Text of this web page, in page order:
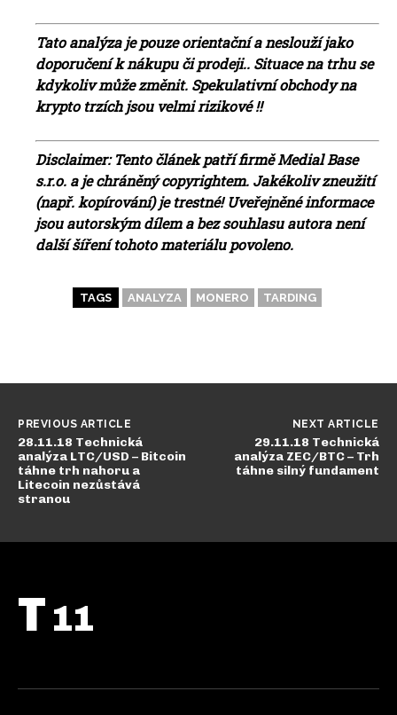
Tato analýza je pouze orientační a neslouží jako
doporučení k nákupu či prodeji.. Situace na trhu se
kdykoliv může změnit. Spekulativní obchody na
krypto trzích jsou velmi rizikové !!
Disclaimer: Tento článek patří firmě Medial Base
s.r.o. a je chráněný copyrightem. Jakékoliv zneužití
(např. kopírování) je trestné! Uveřejněné informace
jsou autorským dílem a bez souhlasu autora není
další šíření tohoto materiálu povoleno.
TAGS ANALYZA MONERO TARDING
PREVIOUS ARTICLE
28.11.18 Technická
analýza LTC/USD – Bitcoin
táhne trh nahoru a
Litecoin nezůstává
stranou
NEXT ARTICLE
29.11.18 Technická
analýza ZEC/BTC – Trh
táhne silný fundament
T 11